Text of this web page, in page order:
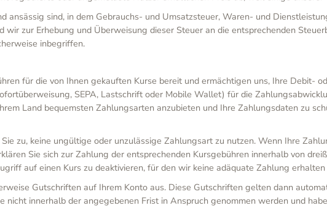
ansässig sind, in dem Gebrauchs- und Umsatzsteuer, Waren- und
wir zur Erhebung und Überweisung dieser Steuer an die entsprechenden
inbegriffen.
für die von Ihnen gekauften Kurse bereit und ermächtigen uns, Ihre Debit-
SEPA, Lastschrift oder Mobile Wallet) für die
Land bequemsten Zahlungsarten anzubieten und Ihre Zahlungsdaten zu
zu, keine ungültige oder unzulässige Zahlungsart zu nutzen. Wenn Ihre
Sie sich zur Zahlung der entsprechenden Kursgebühren innerhalb von
auf einen Kurs zu deaktivieren, für den wir keine adäquate Zahlung erhalten
Gutschriften auf Ihrem Konto aus. Diese Gutschriften gelten dann
nicht innerhalb der angegebenen Frist in Anspruch genommen werden und